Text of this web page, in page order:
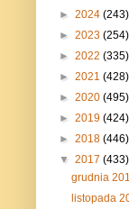
► 2024 (243)
► 2023 (254)
► 2022 (335)
► 2021 (428)
► 2020 (495)
► 2019 (424)
► 2018 (446)
▼ 2017 (433)
grudnia
listopada